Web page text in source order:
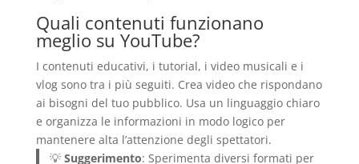
Quali contenuti funzionano
meglio su YouTube?
I contenuti educativi, i tutorial, i video musicali e i
vlog sono tra i più seguiti. Crea video che rispondano
ai bisogni del tuo pubblico. Usa un linguaggio chiaro
e organizza le informazioni in modo logico per
mantenere alta l’attenzione degli spettatori.
💡Suggerimento: Sperimenta diversi formati per